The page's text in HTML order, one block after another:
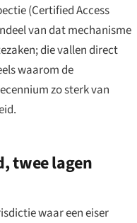
(Certified Access
van dat mechanisme
die vallen direct
waarom de
zo sterk van
twee lagen
waar een eiser